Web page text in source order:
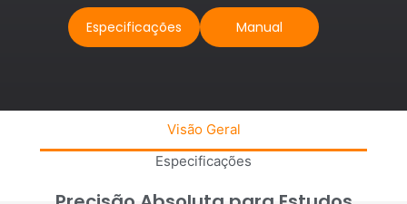
Especificações Manual
Visão Geral
Especificações